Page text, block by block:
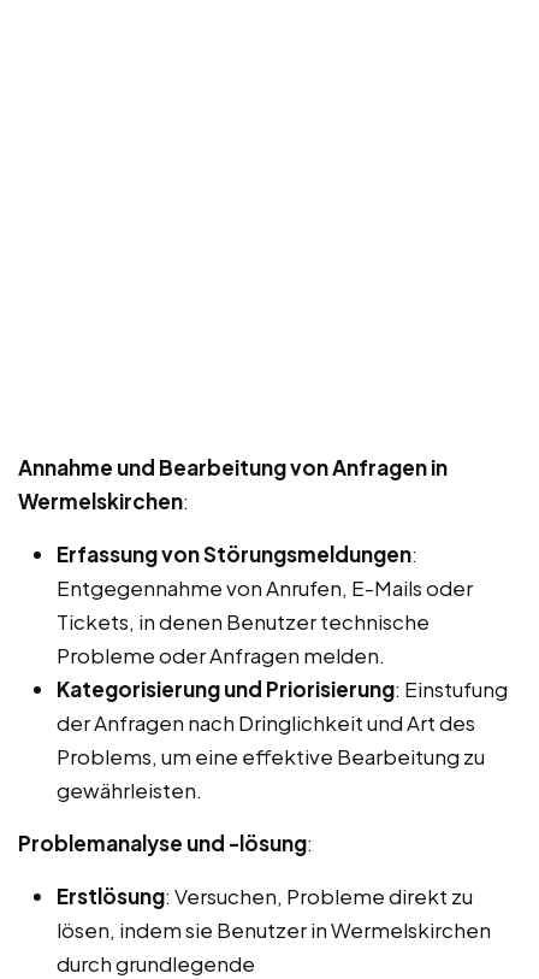
Annahme und Bearbeitung von Anfragen in
Wermelskirchen:
Erfassung von Störungsmeldungen:
Entgegennahme von Anrufen, E-Mails oder
Tickets, in denen Benutzer technische
Probleme oder Anfragen melden.
Kategorisierung und Priorisierung: Einstufung
der Anfragen nach Dringlichkeit und Art des
Problems, um eine effektive Bearbeitung zu
gewährleisten.
Problemanalyse und -lösung:
Erstlösung: Versuchen, Probleme direkt zu
lösen, indem sie Benutzer in Wermelskirchen
durch grundlegende